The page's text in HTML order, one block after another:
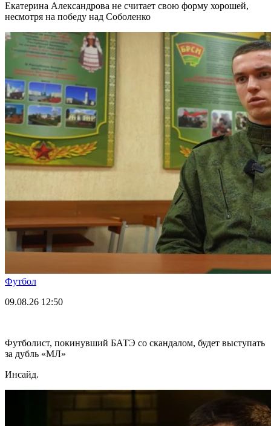
Екатерина Александрова не считает свою форму хорошей,
несмотря на победу над Соболенко
Футбол
09.08.26 12:50
Футболист, покинувший БАТЭ со скандалом, будет выступать
за дубль «МЛ»
Инсайд.